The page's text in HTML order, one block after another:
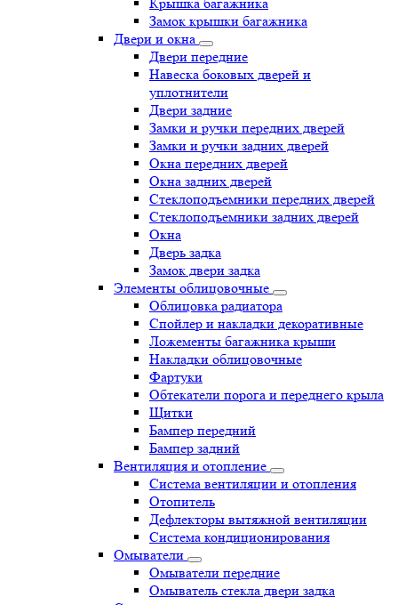
Замок крышки багажника
Двери и окна
Двери передние
Навеска боковых дверей и
уплотнители
Двери задние
Замки и ручки передних дверей
Замки и ручки задних дверей
Окна передних дверей
Окна задних дверей
Стеклоподъемники передних дверей
Стеклоподъемники задних дверей
Окна
Дверь задка
Замок двери задка
Элементы облицовочные
Облицовка радиатора
Спойлер и накладки декоративные
Ложементы багажника крыши
Накладки облицовочные
Фартуки
Обтекатели порога и переднего крыла
Щитки
Бампер передний
Бампер задний
Вентиляция и отопление
Система вентиляции и отопления
Отопитель
Дефлекторы вытяжной вентиляции
Система кондиционирования
Омыватели
Омыватели передние
Омыватель стекла двери задка